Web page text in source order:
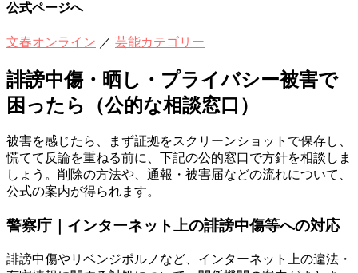
公式ページへ
文春オンライン ／ 芸能カテゴリー
誹謗中傷・晒し・プライバシー被害で
困ったら（公的な相談窓口）
被害を感じたら、まず証拠をスクリーンショットで保存し、
慌てて反論を重ねる前に、下記の公的窓口で方針を相談しま
しょう。削除の方法や、通報・被害届などの流れについて、
公式の案内が得られます。
警察庁｜インターネット上の誹謗中傷等への対応
誹謗中傷やリベンジポルノなど、インターネット上の違法・